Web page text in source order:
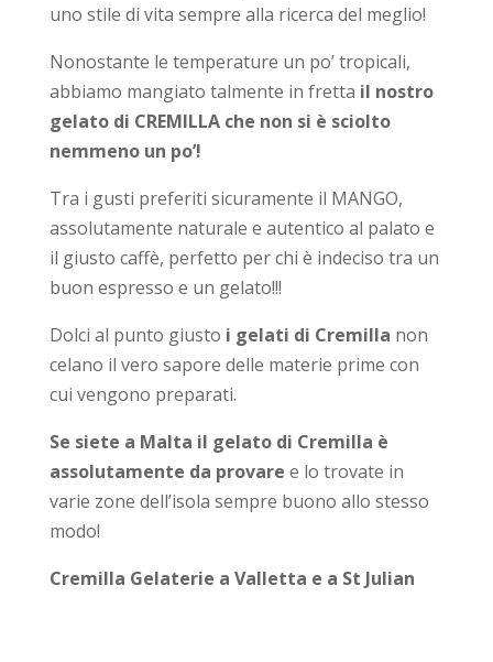
uno stile di vita sempre alla ricerca del meglio!
Nonostante le temperature un po’ tropicali,
abbiamo mangiato talmente in fretta il nostro
gelato di CREMILLA che non si è sciolto
nemmeno un po’!
Tra i gusti preferiti sicuramente il MANGO,
assolutamente naturale e autentico al palato e
il giusto caffè, perfetto per chi è indeciso tra un
buon espresso e un gelato!!!
Dolci al punto giusto i gelati di Cremilla non
celano il vero sapore delle materie prime con
cui vengono preparati.
Se siete a Malta il gelato di Cremilla è
assolutamente da provare e lo trovate in
varie zone dell’isola sempre buono allo stesso
modo!
Cremilla Gelaterie a Valletta e a St Julian